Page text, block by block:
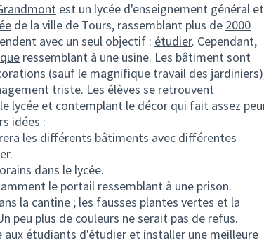
est un lycée d'enseignement général et
de la ville de Tours, rassemblant plus de 2000
avec un seul objectif : étudier. Cependant,
ressemblant à une usine. Les bâtiment sont
(sauf le magnifique travail des
triste. Les élèves se retrouvent
lycée et contemplant le décor qui fait assez
idées :
les différents bâtiments avec différentes
dans le lycée.
le portail ressemblant à une prison.
la cantine ; les fausses plantes vertes et la
peu plus de couleurs ne serait pas de refus.
aux étudiants d'étudier et installer une meilleure